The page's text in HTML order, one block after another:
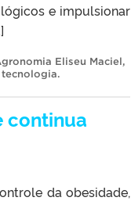
e impulsionar
Eliseu Maciel,
.
continua
da obesidade,